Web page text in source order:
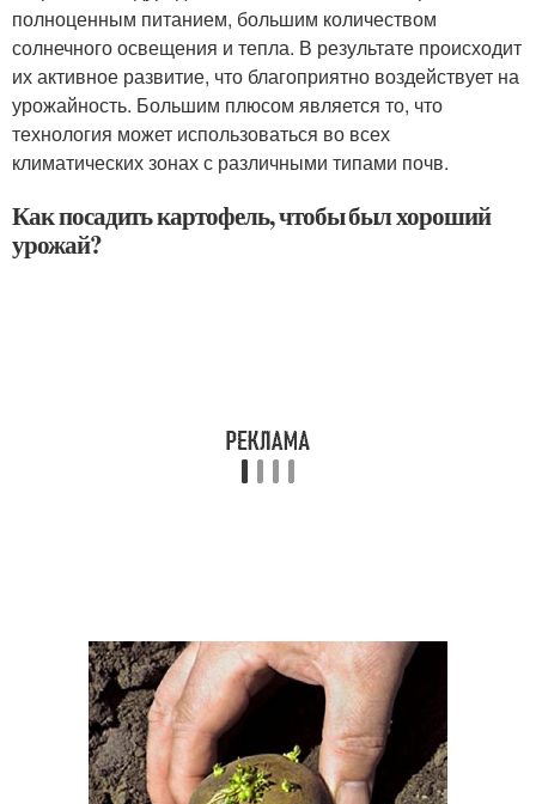
полноценным питанием, большим количеством
солнечного освещения и тепла. В результате происходит
их активное развитие, что благоприятно воздействует на
урожайность. Большим плюсом является то, что
технология может использоваться во всех
климатических зонах с различными типами почв.
Как посадить картофель, чтобы был хороший
урожай?